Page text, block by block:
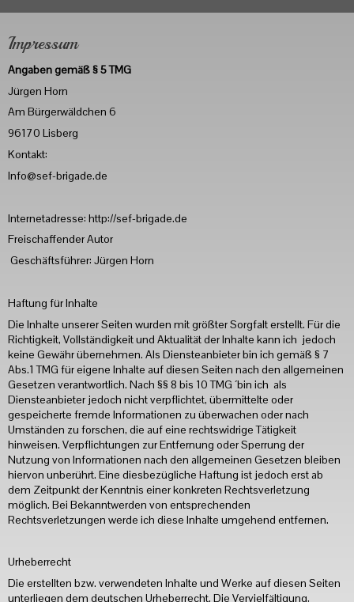
Impressum
Angaben gemäß § 5 TMG
Jürgen Horn
Am Bürgerwäldchen 6
96170 Lisberg
Kontakt:
Info@sef-brigade.de
Internetadresse: http://sef-brigade.de
Freischaffender Autor
Geschäftsführer: Jürgen Horn
Haftung für Inhalte
Die Inhalte unserer Seiten wurden mit größter Sorgfalt erstellt. Für die
Richtigkeit, Vollständigkeit und Aktualität der Inhalte kann ich jedoch
keine Gewähr übernehmen. Als Diensteanbieter bin ich gemäß § 7
Abs.1 TMG für eigene Inhalte auf diesen Seiten nach den allgemeinen
Gesetzen verantwortlich. Nach §§ 8 bis 10 TMG ´bin ich als
Diensteanbieter jedoch nicht verpflichtet, übermittelte oder
gespeicherte fremde Informationen zu überwachen oder nach
Umständen zu forschen, die auf eine rechtswidrige Tätigkeit
hinweisen. Verpflichtungen zur Entfernung oder Sperrung der
Nutzung von Informationen nach den allgemeinen Gesetzen bleiben
hiervon unberührt. Eine diesbezügliche Haftung ist jedoch erst ab
dem Zeitpunkt der Kenntnis einer konkreten Rechtsverletzung
möglich. Bei Bekanntwerden von entsprechenden
Rechtsverletzungen werde ich diese Inhalte umgehend entfernen.
Urheberrecht
Die erstellten bzw. verwendeten Inhalte und Werke auf diesen Seiten
unterliegen dem deutschen Urheberrecht. Die Vervielfältigung,